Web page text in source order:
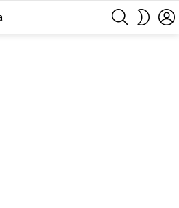
SEARCH
SKIN